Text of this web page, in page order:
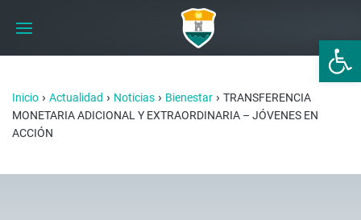
Abrir
Inicio › Actualidad › Noticias › Bienestar › TRANSFERENCIA
MONETARIA ADICIONAL Y EXTRAORDINARIA – JÓVENES EN
ACCIÓN